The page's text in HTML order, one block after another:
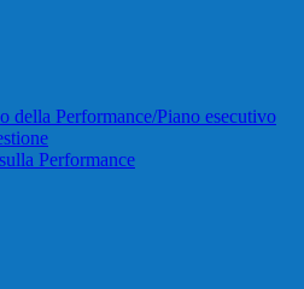
della Performance/Piano esecutivo
Performance